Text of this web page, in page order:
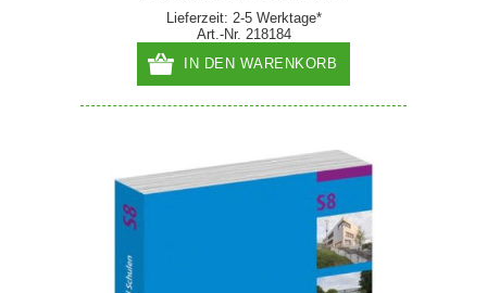
Lieferzeit: 2-5 Werktage*
Art.-Nr. 218184
IN DEN WARENKORB